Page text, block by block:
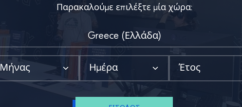
Παρακαλούμε επιλέξτε μία χώρα: